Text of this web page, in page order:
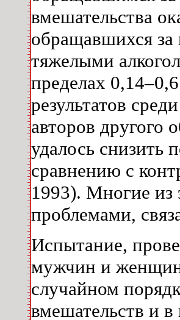
вмешательства
обращавшихся
тяжелыми
пределах
результатов
авторов другого
удалось снизить
сравнению с
1993). Многие из
проблемами,
Испытание,
мужчин и женщин
случайном
вмешательств и